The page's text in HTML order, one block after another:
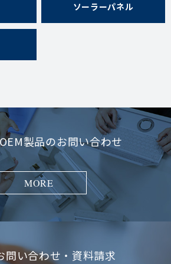
ソーラーパネル
製品のお問い合わせ
MORE
問い合わせ・資料請求